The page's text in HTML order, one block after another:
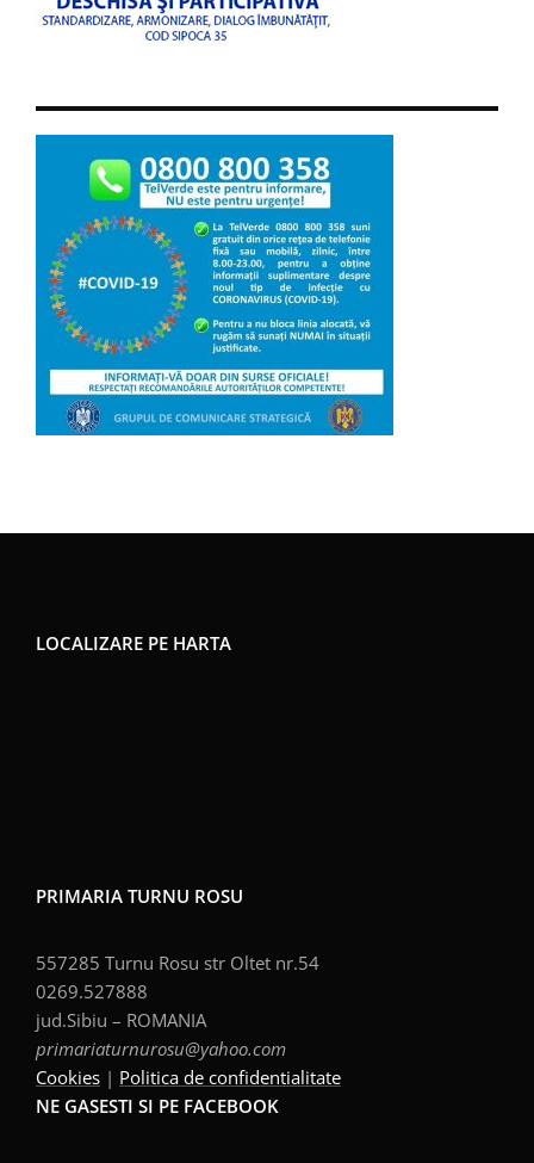
LOCALIZARE PE HARTA
PRIMARIA TURNU ROSU
557285 Turnu Rosu str Oltet nr.54
0269.527888
jud.Sibiu – ROMANIA
primariaturnurosu@yahoo.com
Cookies | Politica de confidentialitate
NE GASESTI SI PE FACEBOOK